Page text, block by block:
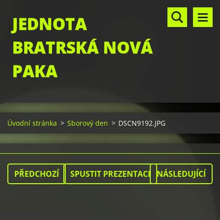
JEDNOTA
BRATRSKÁ NOVÁ
PAKA
Úvodní stránka > Sborový den > DSCN9192.JPG
PŘEDCHOZÍ SPUSTIT PREZENTACI NÁSLEDUJÍCÍ